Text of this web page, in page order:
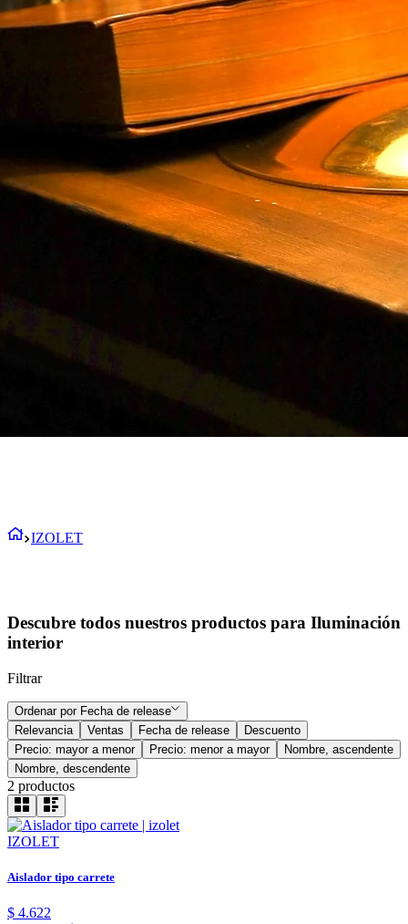
IZOLET
Descubre todos nuestros productos para Iluminación
interior
Filtrar
Ordenar por Fecha de release
Relevancia
Ventas Fecha de release
Descuento
Precio: mayor a menor
Precio: menor a mayor
Nombre, ascendente
Nombre, descendente
2 productos
IZOLET
Aislador tipo carrete
$ 4.622